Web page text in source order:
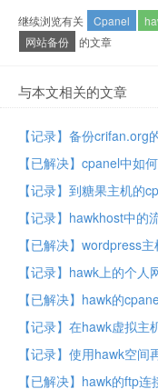
继续浏览有关 Cpanel
网站备份
的文章
与本文相关的文章
【记录】备份crifan.org
【已解决】cpanel中如
【记录】到糖果主机的
【已解决】wordpress
【记录】hawk上的个
【记录】使用hawk空